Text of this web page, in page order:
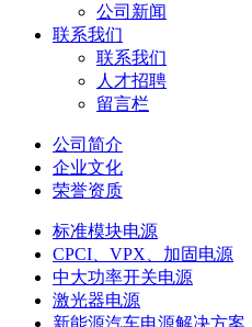
公司新闻
联系我们
联系我们
人才招聘
留言栏
公司简介
企业文化
荣誉资质
标准模块电源
CPCI、VPX、加固电源
中大功率开关电源
激光器电源